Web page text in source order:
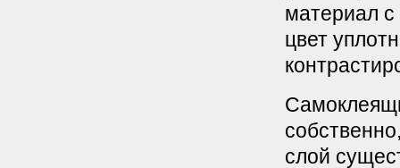
материал с
цвет
слой